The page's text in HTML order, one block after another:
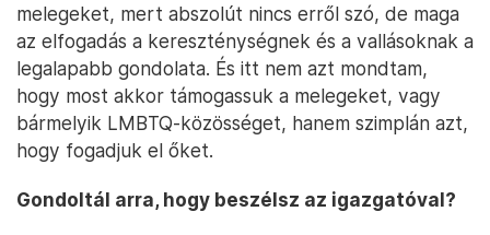
melegeket, mert abszolút nincs erről szó, de maga
az elfogadás a kereszténységnek és a vallásoknak a
legalapabb gondolata. És itt nem azt mondtam,
hogy most akkor támogassuk a melegeket, vagy
bármelyik LMBTQ-közösséget, hanem szimplán azt,
hogy fogadjuk el őket.
Gondoltál arra, hogy beszélsz az igazgatóval?